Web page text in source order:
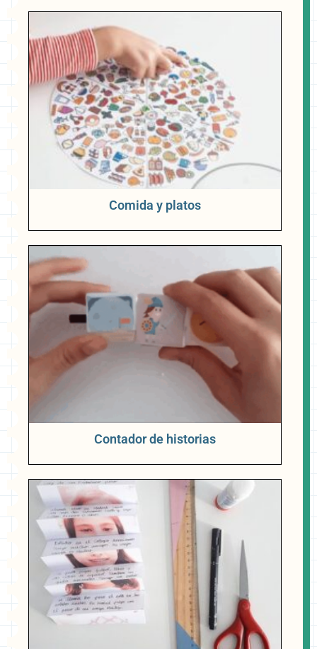
Comida y platos
Contador de historias